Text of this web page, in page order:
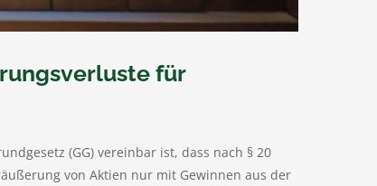
für
(GG) vereinbar ist, dass nach § 20
von Aktien nur mit Gewinnen aus der